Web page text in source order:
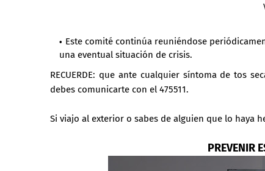
Este comité continúa reuniéndose
una eventual situación de crisis.
RECUERDE: que ante cualquier síntoma de tos
debes comunicarte con el 475511.
Si viajo al exterior o sabes de alguien que lo haya
PREVENIR